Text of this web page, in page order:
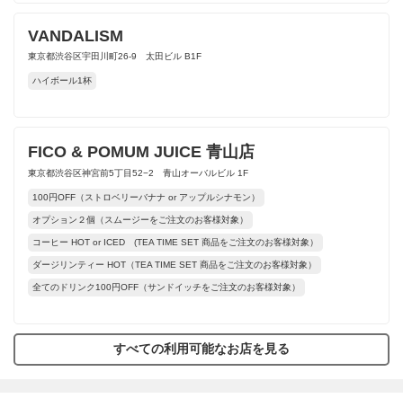
VANDALISM
東京都渋谷区宇田川町26-9 太田ビル B1F
ハイボール1杯
FICO & POMUM JUICE 青山店
東京都渋谷区神宮前5丁目52−2 青山オーバルビル 1F
100円OFF（ストロベリーバナナ or アップルシナモン）
オプション２個（スムージーをご注文のお客様対象）
コーヒー HOT or ICED (TEA TIME SET 商品をご注文のお客様対象）
ダージリンティー HOT（TEA TIME SET 商品をご注文のお客様対象）
全てのドリンク100円OFF（サンドイッチをご注文のお客様対象）
すべての利用可能なお店を見る